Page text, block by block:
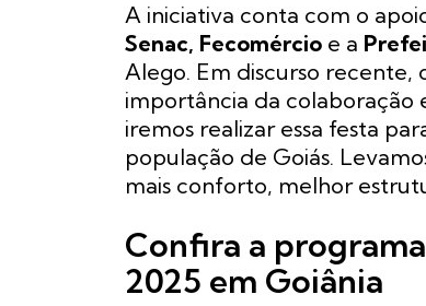
A iniciativa conta com o
Senac, Fecomércio e a
Alego. Em discurso recente,
importância da colaboração
iremos realizar essa festa
população de Goiás.
mais conforto, melhor
Confira a
2025 em Goiânia